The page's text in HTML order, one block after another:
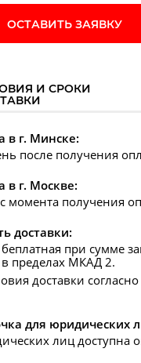
ОСТАВИТЬ ЗАЯВКУ
И СРОКИ
в г. Минске:
после получения
в г. Москве:
момента получения
доставки:
при сумме
пределах МКАД 2.
доставки согласно
для юридических
лиц доступна